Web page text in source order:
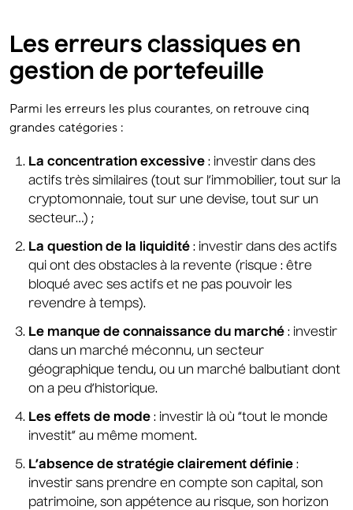
Les erreurs classiques en
gestion de portefeuille
Parmi les erreurs les plus courantes, on retrouve cinq
grandes catégories :
La concentration excessive : investir dans des
actifs très similaires (tout sur l’immobilier, tout sur la
cryptomonnaie, tout sur une devise, tout sur un
secteur…) ;
La question de la liquidité : investir dans des actifs
qui ont des obstacles à la revente (risque : être
bloqué avec ses actifs et ne pas pouvoir les
revendre à temps).
Le manque de connaissance du marché : investir
dans un marché méconnu, un secteur
géographique tendu, ou un marché balbutiant dont
on a peu d’historique.
Les effets de mode : investir là où “tout le monde
investit” au même moment.
L’absence de stratégie clairement définie :
investir sans prendre en compte son capital, son
patrimoine, son appétence au risque, son horizon